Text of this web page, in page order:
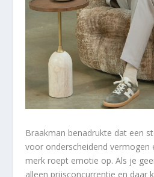
Braakman benadrukte dat een
voor onderscheidend vermogen
merk roept emotie op. Als je
alleen prijsconcurrentie en daar